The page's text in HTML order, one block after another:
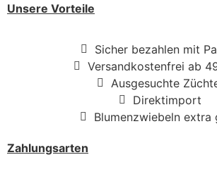
Unsere Vorteile
Sicher bezahlen mit
Versandkostenfrei ab
Ausgesuchte
Direktimport
Blumenzwiebeln extra
Zahlungsarten